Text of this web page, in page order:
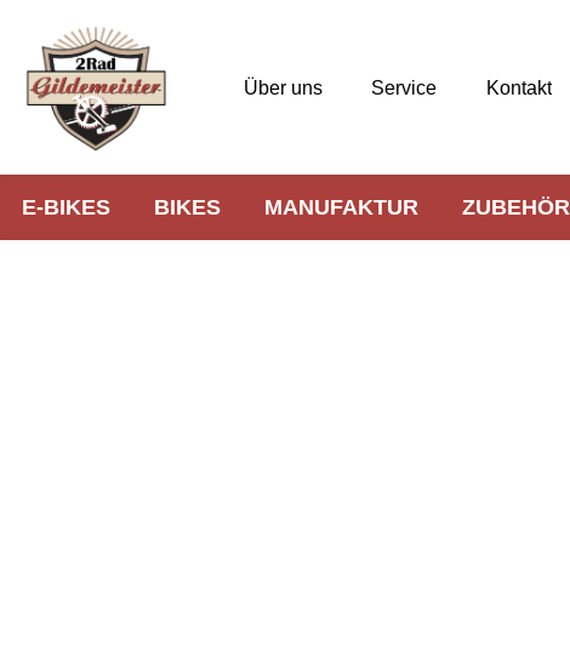
Über uns Service Kontakt
E-BIKES BIKES MANUFAKTUR ZUBEHÖR